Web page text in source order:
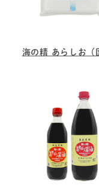
海の精 あらしお（